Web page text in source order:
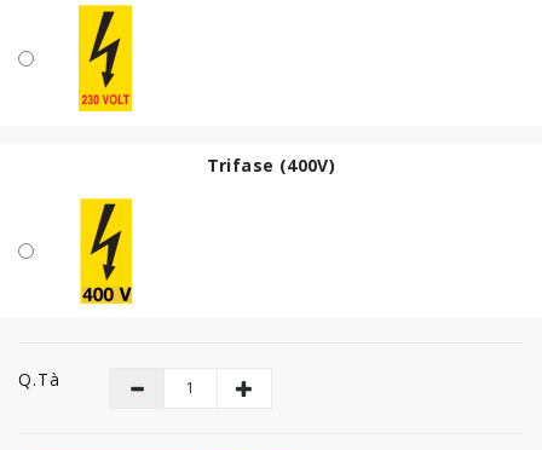
Trifase (400V)
Q.tà